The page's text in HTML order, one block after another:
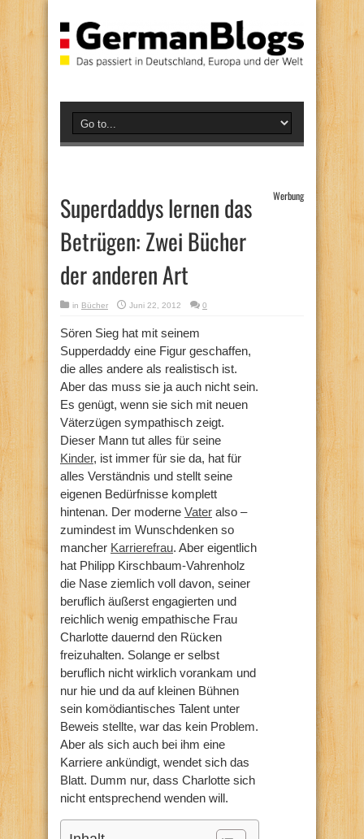
Superdaddys lernen das
Betrügen: Zwei Bücher
der anderen Art
Werbung
in Bücher Juni 22, 2012 0
Sören Sieg hat mit seinem
Supperdaddy eine Figur geschaffen,
die alles andere als realistisch ist.
Aber das muss sie ja auch nicht sein.
Es genügt, wenn sie sich mit neuen
Väterzügen sympathisch zeigt.
Dieser Mann tut alles für seine
Kinder, ist immer für sie da, hat für
alles Verständnis und stellt seine
eigenen Bedürfnisse komplett
hintenan. Der moderne Vater also –
zumindest im Wunschdenken so
mancher Karrierefrau. Aber eigentlich
hat Philipp Kirschbaum-Vahrenholz
die Nase ziemlich voll davon, seiner
beruflich äußerst engagierten und
reichlich wenig empathische Frau
Charlotte dauernd den Rücken
freizuhalten. Solange er selbst
beruflich nicht wirklich vorankam und
nur hie und da auf kleinen Bühnen
sein komödiantisches Talent unter
Beweis stellte, war das kein Problem.
Aber als sich auch bei ihm eine
Karriere ankündigt, wendet sich das
Blatt. Dumm nur, dass Charlotte sich
nicht entsprechend wenden will.